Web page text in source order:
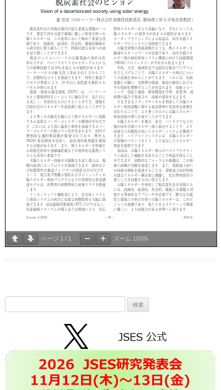
ページ 1 / 1 ズーム 100%
索: